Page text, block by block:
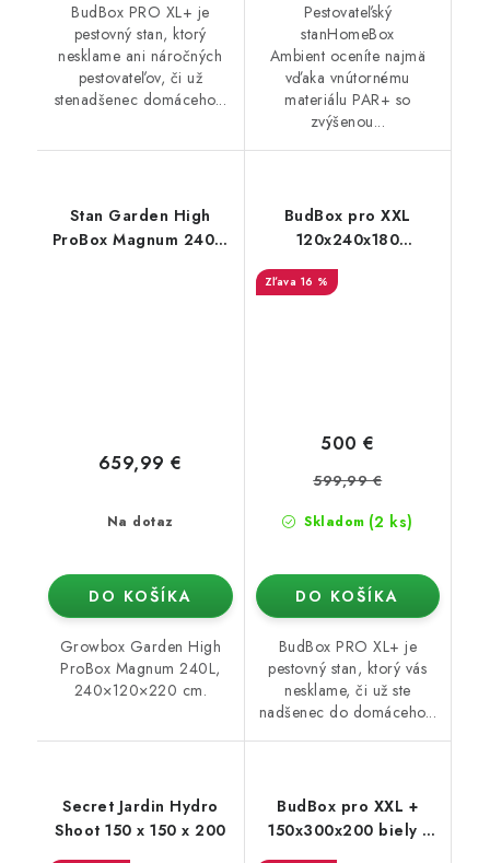
BudBox PRO XL+ je
pestovný stan, ktorý
nesklame ani náročných
pestovateľov, či už
stenadšenec domáceho...
Pestovateľský
stanHomeBox
Ambient oceníte najmä
vďaka vnútornému
materiálu PAR+ so
zvýšenou...
Stan Garden High
ProBox Magnum 240L,
Na dotaz
659,99 €
DO KOŠÍKA
Growbox Garden High
ProBox Magnum 240L,
240×120×220 cm.
BudBox pro XXL
120x240x180
strieborný - skosený
pod strechu
16 %
Skladom (2 ks)
500 €
599,99 €
DO KOŠÍKA
BudBox PRO XL+ je
pestovný stan, ktorý vás
nesklame, či už ste
nadšenec do domáceho...
Secret Jardin Hydro
Shoot 150 x 150 x 200
BudBox pro XXL +
150x300x200 biely -